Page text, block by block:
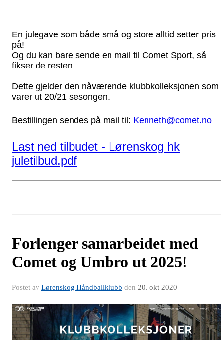
En julegave som både små og store alltid setter pris
på!
Og du kan bare sende en mail til Comet Sport, så
fikser de resten.
Dette gjelder den nåværende klubbkolleksjonen som
varer ut 20/21 sesongen.
Bestillingen sendes på mail til: Kenneth@comet.no
Last ned tilbudet - Lørenskog hk
juletilbud.pdf
Forlenger samarbeidet med
Comet og Umbro ut 2025!
Postet av Lørenskog Håndballklubb den 20. okt 2020